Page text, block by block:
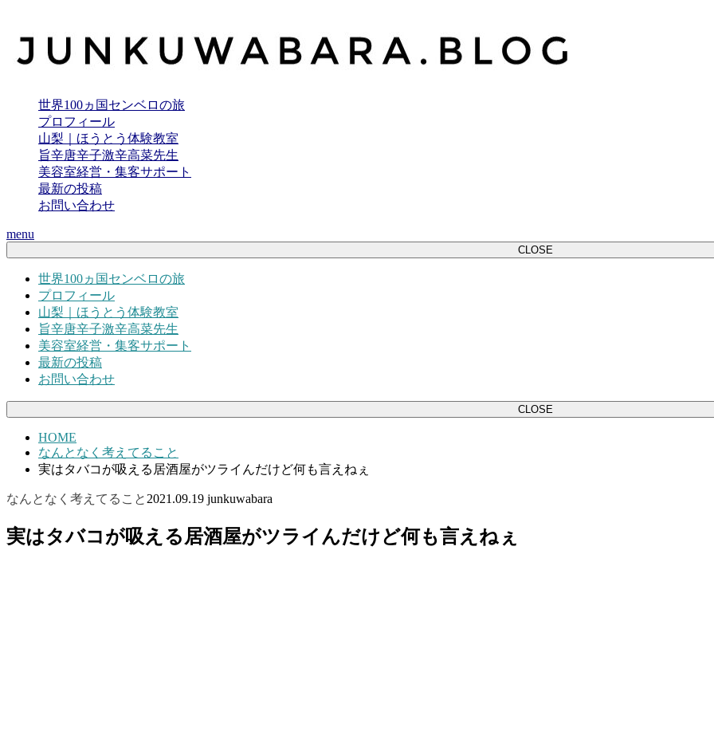
世界100ヵ国センベロの旅
プロフィール
山梨｜ほうとう体験教室
旨辛唐辛子激辛高菜先生
美容室経営・集客サポート
最新の投稿
お問い合わせ
menu
CLOSE
世界100ヵ国センベロの旅
プロフィール
山梨｜ほうとう体験教室
旨辛唐辛子激辛高菜先生
美容室経営・集客サポート
最新の投稿
お問い合わせ
CLOSE
HOME
なんとなく考えてること
実はタバコが吸える居酒屋がツライんだけど何も言えねぇ
なんとなく考えてること 2021.09.19 junkuwabara
実はタバコが吸える居酒屋がツライんだけど何も言えねぇ